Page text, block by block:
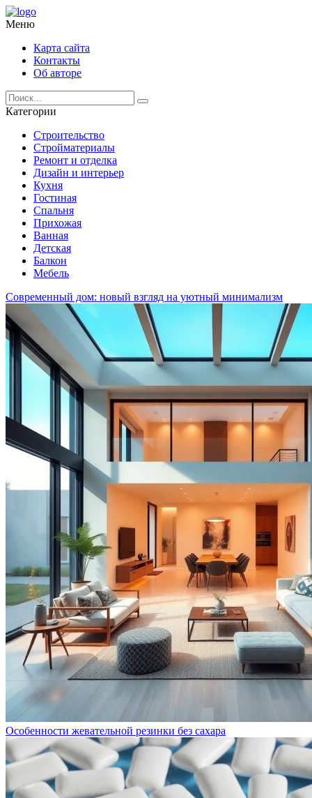
Меню
Карта сайта
Контакты
Об авторе
Категории
Строительство
Стройматериалы
Ремонт и отделка
Дизайн и интерьер
Кухня
Гостиная
Спальня
Прихожая
Ванная
Детская
Балкон
Мебель
Современный дом: новый взгляд на уютный минимализм
Особенности жевательной резинки без сахара